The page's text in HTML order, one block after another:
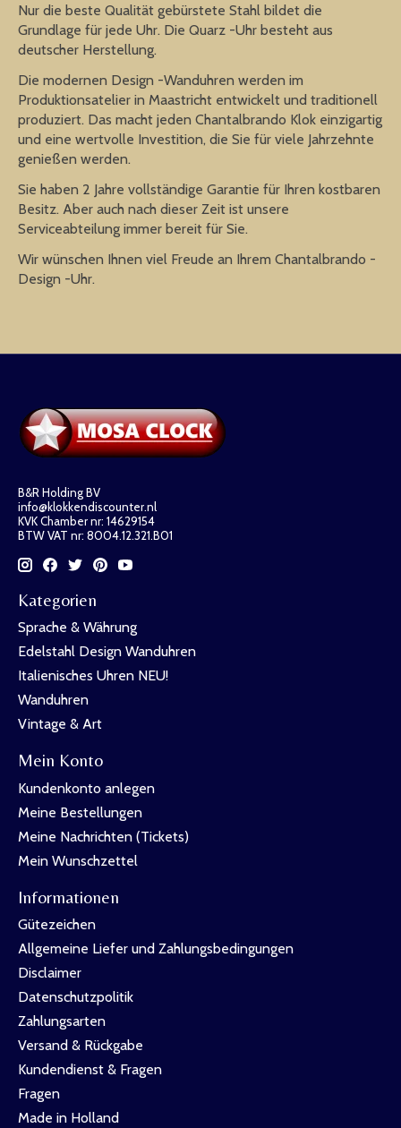
Nur die beste Qualität gebürstete Stahl bildet die
Grundlage für jede Uhr. Die Quarz -Uhr besteht aus
deutscher Herstellung.
Die modernen Design -Wanduhren werden im
Produktionsatelier in Maastricht entwickelt und traditionell
produziert. Das macht jeden Chantalbrando Klok einzigartig
und eine wertvolle Investition, die Sie für viele Jahrzehnte
genießen werden.
Sie haben 2 Jahre vollständige Garantie für Ihren kostbaren
Besitz. Aber auch nach dieser Zeit ist unsere
Serviceabteilung immer bereit für Sie.
Wir wünschen Ihnen viel Freude an Ihrem Chantalbrando -
Design -Uhr.
B&R Holding BV
info@klokkendiscounter.nl
KVK Chamber nr: 14629154
BTW VAT nr: 8004.12.321.B01
Kategorien
Sprache & Währung
Edelstahl Design Wanduhren
Italienisches Uhren NEU!
Wanduhren
Vintage & Art
Mein Konto
Kundenkonto anlegen
Meine Bestellungen
Meine Nachrichten (Tickets)
Mein Wunschzettel
Informationen
Gütezeichen
Allgemeine Liefer und Zahlungsbedingungen
Disclaimer
Datenschutzpolitik
Zahlungsarten
Versand & Rückgabe
Kundendienst & Fragen
Fragen
Made in Holland